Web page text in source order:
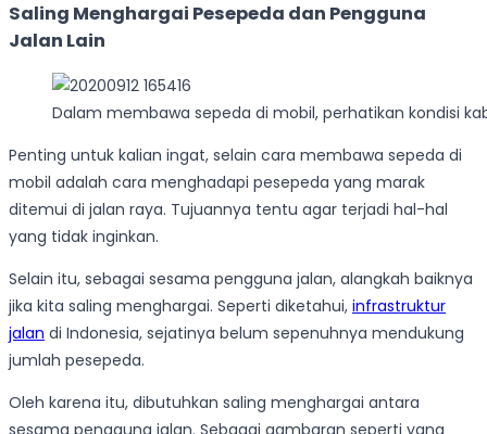
Saling Menghargai Pesepeda dan Pengguna
Jalan Lain
Dalam membawa sepeda di mobil, perhatikan kondisi
Penting untuk kalian ingat, selain cara membawa sepeda di
mobil adalah cara menghadapi pesepeda yang marak
ditemui di jalan raya. Tujuannya tentu agar terjadi hal-hal
yang tidak inginkan.
Selain itu, sebagai sesama pengguna jalan, alangkah baiknya
jika kita saling menghargai. Seperti diketahui, infrastruktur
jalan di Indonesia, sejatinya belum sepenuhnya mendukung
jumlah pesepeda.
Oleh karena itu, dibutuhkan saling menghargai antara
sesama pengguna jalan. Sebagai gambaran seperti yang